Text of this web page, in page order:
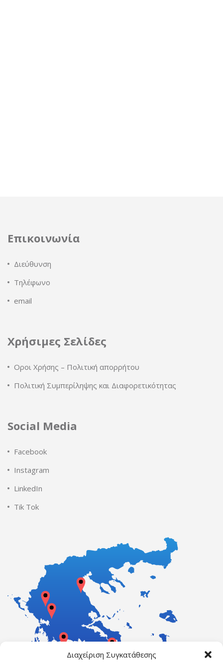
Διαχείριση Συγκατάθεσης
Επικοινωνία
Διεύθυνση
Τηλέφωνο
email
Χρήσιμες Σελίδες
Οροι Χρήσης – Πολιτική απορρήτου
Πολιτική Συμπερίληψης και Διαφορετικότητας
Social Media
Facebook
Instagram
LinkedIn
Tik Tok